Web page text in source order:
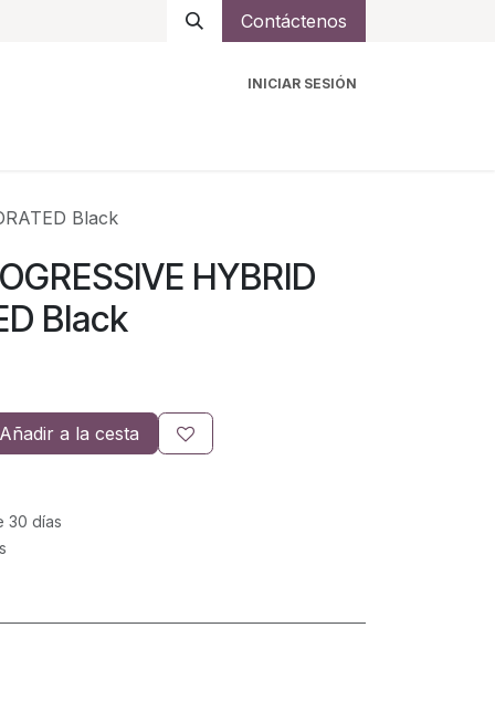
Contáctenos
INICIAR SESIÓN
Black
HYBRID
Black
Añadir a la cesta
30 días